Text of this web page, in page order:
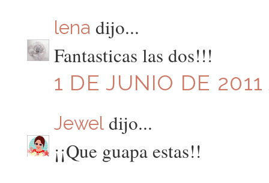
lena dijo...
Fantasticas las dos!!!
1 DE JUNIO DE
Jeweldijo...
¡¡Que guapa estas!!